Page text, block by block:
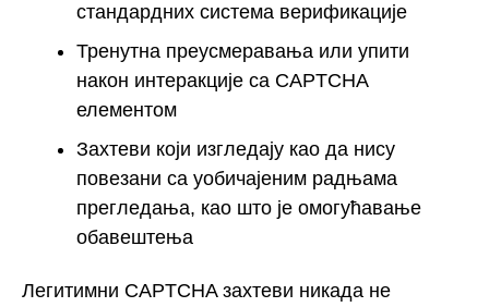
стандардних система верификације
Тренутна преусмеравања или упити
након интеракције са CAPTCHA
елементом
Захтеви који изгледају као да нису
повезани са уобичајеним радњама
прегледања, као што је омогућавање
обавештења
Легитимни CAPTCHA захтеви никада не